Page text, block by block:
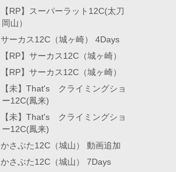
【RP】スーパーラット12C(太刀
岡山）
サーカス12C（城ヶ崎） 4Days
【RP】サーカス12C（城ヶ崎）
【RP】サーカス12C（城ヶ崎）
【未】That's クライミングショ
ー12C(鳳来)
【未】That's クライミングショ
ー12C(鳳来)
かさぶた12C（城山） 動画追加
かさぶた12C（城山） 7Days